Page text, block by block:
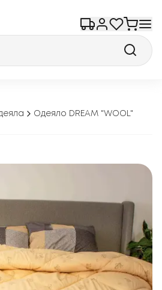
Одеяло DREAM "WOOL"